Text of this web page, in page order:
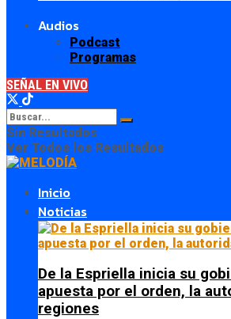
Audios
Podcast
Programas
SEÑAL EN VIVO
Sin Resultados
Ver Todos los Resultados
Inicio
Noticias
De la Espriella inicia su
apuesta por el orden, la
regiones